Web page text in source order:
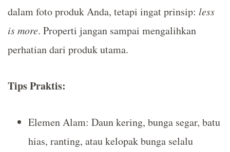
dalam foto produk Anda, tetapi ingat prinsip: less
is more. Properti jangan sampai mengalihkan
perhatian dari produk utama.
Tips Praktis:
Elemen Alam: Daun kering, bunga segar, batu
hias, ranting, atau kelopak bunga selalu